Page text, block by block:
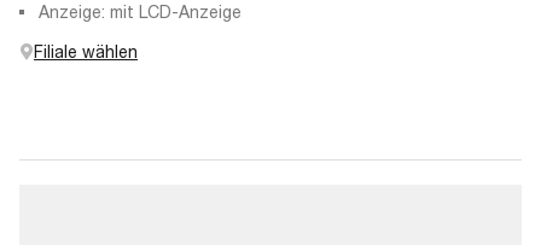
Anzeige: mit LCD-Anzeige
Filiale wählen